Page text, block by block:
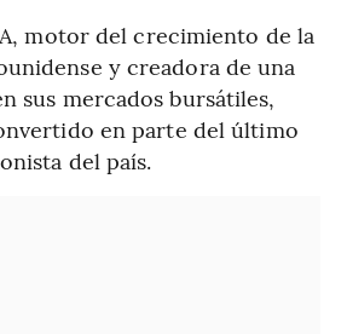
motor del crecimiento de la
y creadora de una
sus mercados bursátiles,
en parte del último
del país.